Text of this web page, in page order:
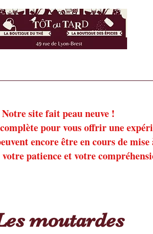
Notre site fait peau neuve !
pour vous offrir une
encore être en cours de
patience et votre
moutardes